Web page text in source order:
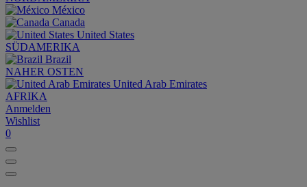
México
Canada
United States
SÜDAMERIKA
Brazil
NAHER OSTEN
United Arab Emirates
AFRIKA
Anmelden
Wishlist
0